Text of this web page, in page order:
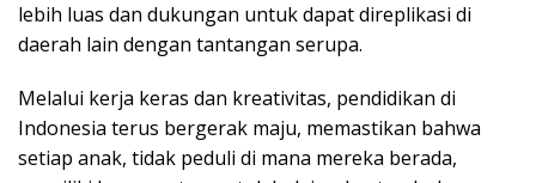
lebih luas dan dukungan untuk dapat direplikasi di
daerah lain dengan tantangan serupa.
Melalui kerja keras dan kreativitas, pendidikan di
Indonesia terus bergerak maju, memastikan bahwa
setiap anak, tidak peduli di mana mereka berada,